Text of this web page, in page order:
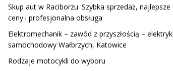
Skup aut w Raciborzu. Szybka sprzedaż, najlepsze
ceny i profesjonalna obsługa
Elektromechanik – zawód z przyszłością – elektryk
samochodowy Wałbrzych, Katowice
Rodzaje motocykli do wyboru